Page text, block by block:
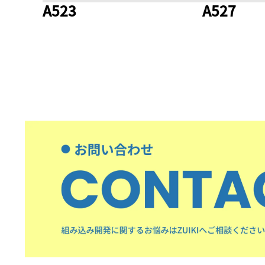
A523 A527